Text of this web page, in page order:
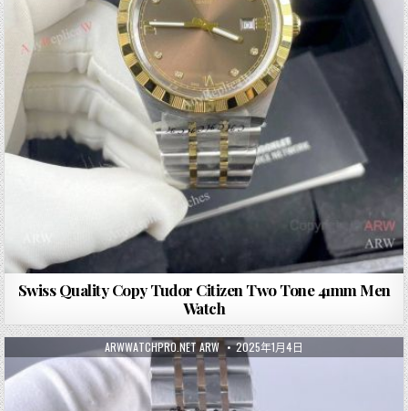
Swiss Quality Copy Tudor Citizen Two Tone 41mm Men
Watch
ARWWATCHPRO.NET ARW 2025年1月4日